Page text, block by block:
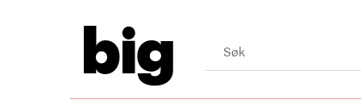
big